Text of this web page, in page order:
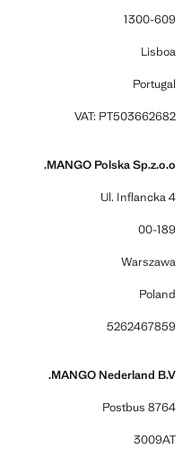
1300-609
Lisboa
Portugal
VAT: PT503662682
MANGO Polska Sp.z.o.o.
Ul. Inflancka 4
00-189
Warszawa
Poland
5262467859
MANGO Nederland B.V.
Postbus 8764
3009AT